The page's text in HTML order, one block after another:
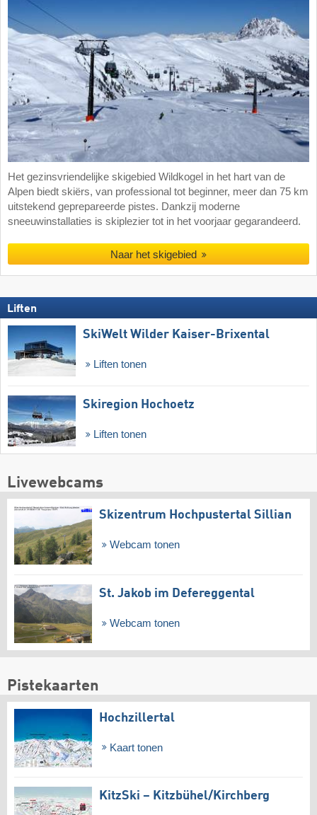
Het gezinsvriendelijke skigebied Wildkogel in het hart van de
Alpen biedt skiërs, van professional tot beginner, meer dan 75 km
uitstekend geprepareerde pistes. Dankzij moderne
sneeuwinstallaties is skiplezier tot in het voorjaar gegarandeerd.
Naar het skigebied
Liften
SkiWelt Wilder Kaiser-Brixental
Liften tonen
Skiregion Hochoetz
Liften tonen
Livewebcams
Skizentrum Hochpustertal Sillian
Webcam tonen
St. Jakob im Defereggental
Webcam tonen
Pistekaarten
Hochzillertal
Kaart tonen
KitzSki – Kitzbühel/​Kirchberg